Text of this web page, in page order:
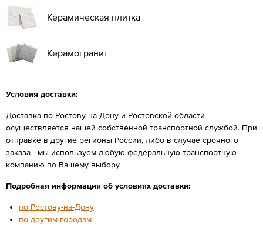
Керамическая плитка
Керамогранит
Условия доставки:
Доставка по Ростову-на-Дону и Ростовской области
осуществляется нашей собственной транспортной службой. При
отправке в другие регионы России, либо в случае срочного
заказа - мы используем любую федеральную транспортную
компанию по Вашему выбору.
Подробная информация об условиях доставки:
по Ростову-на-Дону
по другим городам